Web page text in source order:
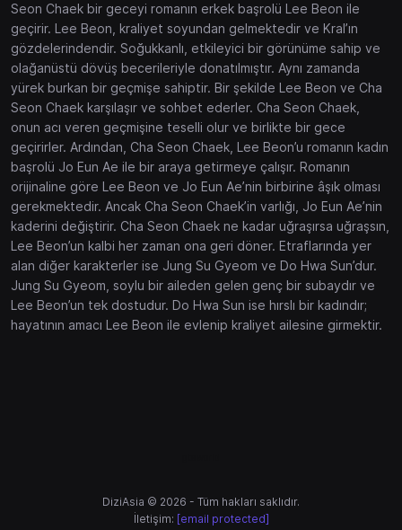
Seon Chaek bir geceyi romanın erkek başrolü Lee Beon ile
geçirir. Lee Beon, kraliyet soyundan gelmektedir ve Kral’ın
gözdelerindendir. Soğukkanlı, etkileyici bir görünüme sahip ve
olağanüstü dövüş becerileriyle donatılmıştır. Aynı zamanda
yürek burkan bir geçmişe sahiptir. Bir şekilde Lee Beon ve Cha
Seon Chaek karşılaşır ve sohbet ederler. Cha Seon Chaek,
onun acı veren geçmişine teselli olur ve birlikte bir gece
geçirirler. Ardından, Cha Seon Chaek, Lee Beon’u romanın kadın
başrolü Jo Eun Ae ile bir araya getirmeye çalışır. Romanın
orijinaline göre Lee Beon ve Jo Eun Ae’nin birbirine âşık olması
gerekmektedir. Ancak Cha Seon Chaek’in varlığı, Jo Eun Ae’nin
kaderini değiştirir. Cha Seon Chaek ne kadar uğraşırsa uğraşsın,
Lee Beon’un kalbi her zaman ona geri döner. Etraflarında yer
alan diğer karakterler ise Jung Su Gyeom ve Do Hwa Sun’dur.
Jung Su Gyeom, soylu bir aileden gelen genç bir subaydır ve
Lee Beon’un tek dostudur. Do Hwa Sun ise hırslı bir kadındır;
hayatının amacı Lee Beon ile evlenip kraliyet ailesine girmektir.
DiziAsia © 2026 - Tüm hakları saklıdır.
İletişim: [email protected]